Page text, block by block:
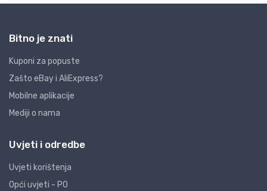
Bitno je znati
Kuponi za popuste
Zašto eBay i AliExpress?
Mobilne aplikacije
Mediji o nama
Uvjeti i odredbe
Uvjeti korištenja
Opći uvjeti - PO